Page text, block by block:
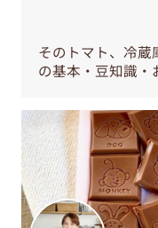
そのトマト、冷蔵
の基本・豆知識・